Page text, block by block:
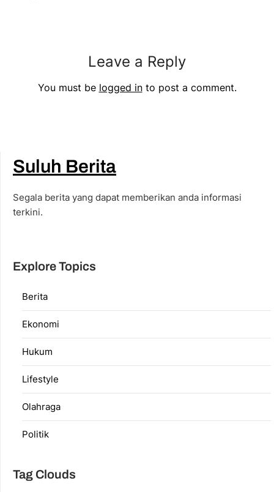
Leave a Reply
You must be logged into post a comment.
Suluh Berita
Segala berita yang dapat memberikan anda informasi
terkini.
Explore Topics
Berita
Ekonomi
Hukum
Lifestyle
Olahraga
Politik
Tag Clouds